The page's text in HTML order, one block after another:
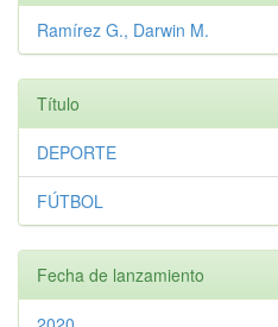
Ramírez G., Darwin M.
Título
DEPORTE
FÚTBOL
Fecha de lanzamiento